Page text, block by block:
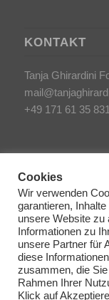
KONTAKT
Tanja Ghirardini
+49 171 61 35 831
SONSTIGES
AGB/Impressum
Haftungsausschluss
Cookies
Wir verwenden
garantieren,
unsere Website zu
Informationen zu
unsere Partner für
diese
zusammen, die
Rahmen Ihrer
Klick auf